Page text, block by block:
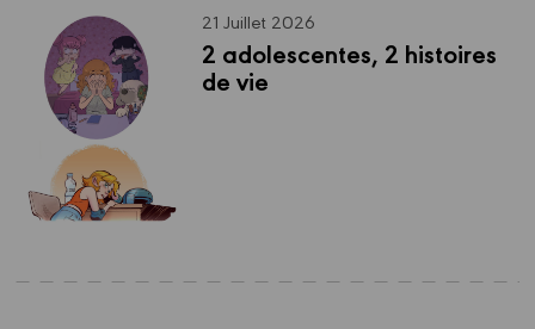
21 Juillet 2026
2 adolescentes, 2 histoires
de vie